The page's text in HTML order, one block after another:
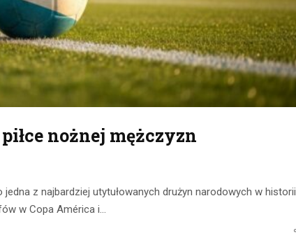
nożnej mężczyzn
z najbardziej utytułowanych drużyn narodowych w historii
w Copa América i…